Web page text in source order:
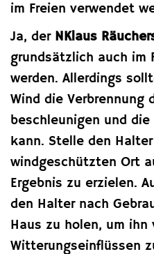
im Freien verwendet
Ja, der NKlaus
grundsätzlich auch im
werden. Allerdings
Wind die Verbrennung
beschleunigen und
kann. Stelle den
windgeschützten Ort
Ergebnis zu erzielen.
den Halter nach
Haus zu holen, um ihn
Witterungseinflüssen